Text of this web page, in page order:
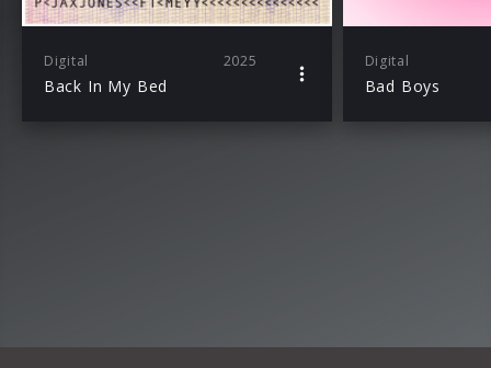
Digital 2025
Back In My Bed
Digital
Bad Boys